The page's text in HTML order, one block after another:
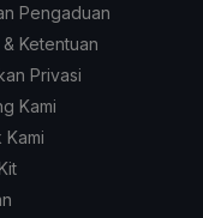
Pengaduan
Ketentuan
Privasi
Kami
Kami